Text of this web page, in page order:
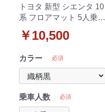
トヨタ 新型 シエンタ 10
系 フロアマット 5人乗り
￥10,500
カラー 必須
乗車人数 必須